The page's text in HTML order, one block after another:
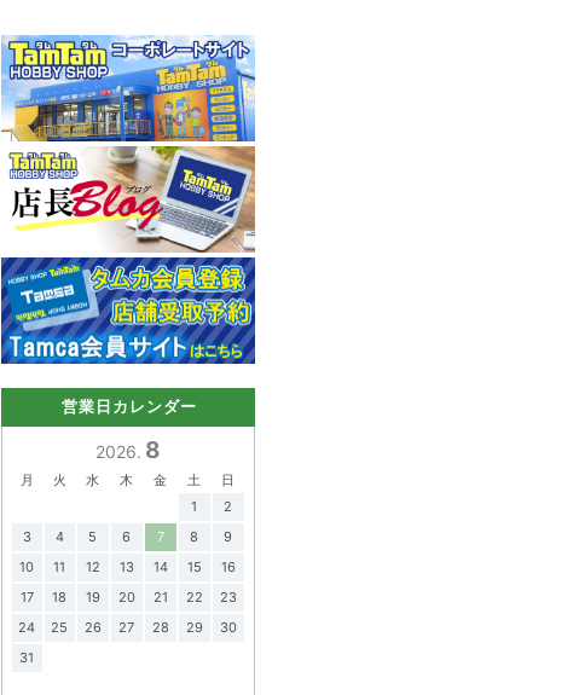
営業日カレンダー
2026. 8
月 火 水 木 金 土
日
1
2
3
4 5 6 7 8
9
10
11 12 13 14 15
16
17
18 19 20 21 22
23
24
25 26 27 28 29
30
31